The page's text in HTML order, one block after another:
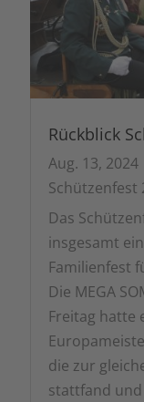
Rückblick
Aug. 13, 2024
Schützenfest
Das
insgesamt
Familienfest
Die MEGA
Freitag hatte
die zur
stattfand